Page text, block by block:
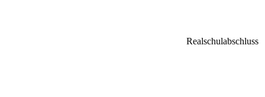
Realschulabschluss